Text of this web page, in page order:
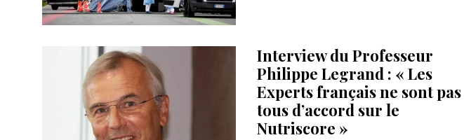
Interview du Professeur
Philippe Legrand : « Les
Experts français ne sont pas
tous d’accord sur le
Nutriscore »